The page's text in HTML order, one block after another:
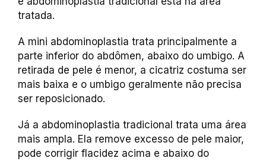
tratada.
A mini abdominoplastia trata principalmente a
parte inferior do abdômen, abaixo do umbigo. A
retirada de pele é menor, a cicatriz costuma ser
mais baixa e o umbigo geralmente não precisa
ser reposicionado.
Já a abdominoplastia tradicional trata uma área
mais ampla. Ela remove excesso de pele maior,
pode corrigir flacidez acima e abaixo do